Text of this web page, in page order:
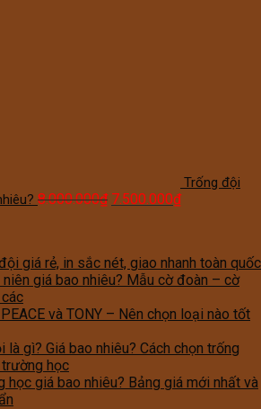
Trống đội
8.000.000₫ 7.500.000₫
giá rẻ, in sắc nét, giao nhanh toàn quốc
niên giá bao nhiêu? Mẫu cờ đoàn – cờ
và TONY – Nên chọn loại nào tốt
là gì? Giá bao nhiêu? Cách chọn trống
học
học giá bao nhiêu? Bảng giá mới nhất và